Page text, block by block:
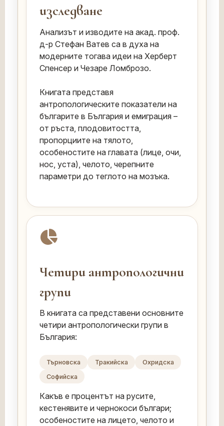
изследване
Анализът и изводите на акад. проф.
д-р Стефан Ватев са в духа на
модерните тогава идеи на Херберт
Спенсер и Чезаре Ломброзо.
Книгата представя
антропологическите показатели на
българите в България и емиграция –
от ръста, плодовитостта,
пропорциите на тялото,
особеностите на главата (лице, очи,
нос, уста), челото, черепните
параметри до теглото на мозъка.
Четири антропологични
групи
В книгата са представени основните
четири антропологически групи в
България:
Търновска Тракийска
Охридска
Софийска
Какъв е процентът на русите,
кестенявите и чернокоси българи;
особеностите на лицето, челото и